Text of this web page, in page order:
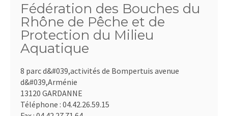
Fédération des Bouches du
Rhône de Pêche et de
Protection du Milieu
Aquatique
8 parc d&#039,activités de Bompertuis avenue
d&#039,Arménie
13120 GARDANNE
Téléphone : 04.42.26.59.15